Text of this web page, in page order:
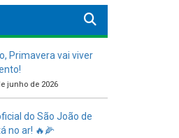
Primavera vai viver
junho de 2026
do São João de
no ar! 🔥🌽